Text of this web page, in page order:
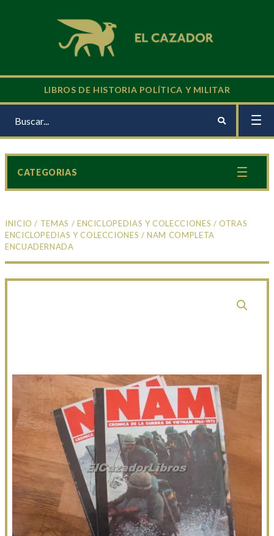
LIBROS DE HISTORIA POLÍTICA Y MILITAR
INICIO / TEMAS / ENCICLOPEDIAS Y COLECCIONES /OTRAS
ENCICLOPEDIAS Y COLECCIONES / NAM COMPLETA
ENCUADERNADA
CATEGORIAS